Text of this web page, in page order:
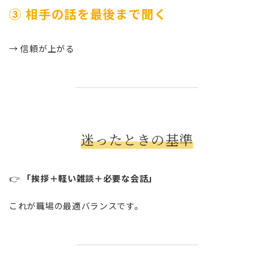
③ 相手の話を最後まで聞く
→ 信頼が上がる
迷ったときの基準
👉 「挨拶＋軽い雑談＋必要な会話」
これが職場の最適バランスです。